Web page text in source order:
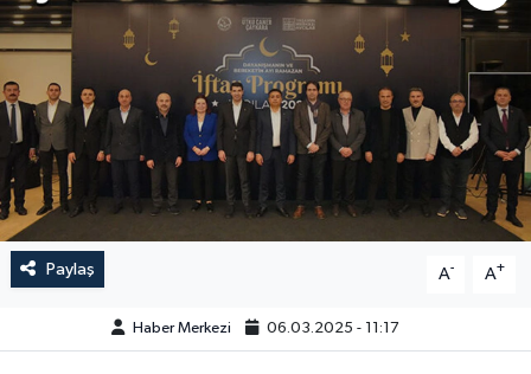
Paylaş A- A+
Haber Merkezi 06.03.2025 - 11:17